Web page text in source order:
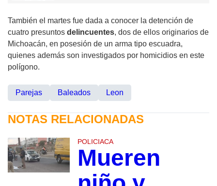
También el martes fue dada a conocer la detención de
cuatro presuntos delincuentes, dos de ellos originarios de
Michoacán, en posesión de un arma tipo escuadra,
quienes además son investigados por homicidios en este
polígono.
Parejas Baleados Leon
NOTAS RELACIONADAS
POLICIACA
Mueren